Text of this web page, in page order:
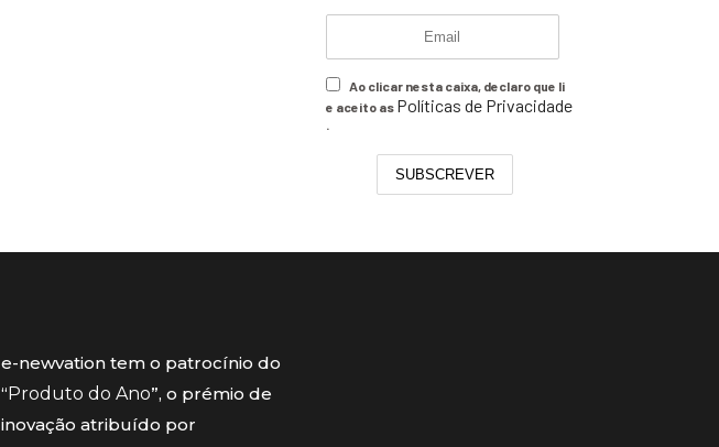
Ao clicar nesta caixa, declaro que li
e aceito as Políticas de Privacidade
.
SUBSCREVER
e-newvation tem o patrocínio do
“ Produto do Ano”, o prémio de
inovação atribuído por